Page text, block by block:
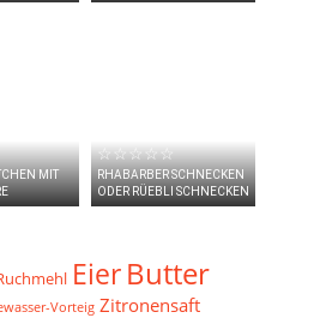
MIT
☆☆☆☆☆
RHABARBER SCHNECKEN
ODER RÜEBLI SCHNECKEN
EierButter
Vorteig Zitronensaft